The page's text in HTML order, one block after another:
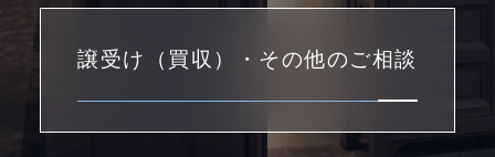
譲受け（買収）・その他のご相談